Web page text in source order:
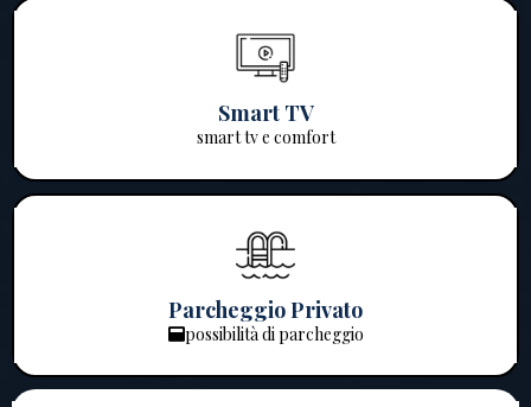
Smart TV
smart tv e comfort
Parcheggio Privato
possibilità di parcheggio